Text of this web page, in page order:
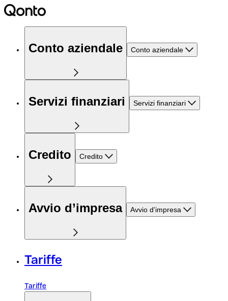
Conto aziendale Conto aziendale
Servizi finanziari Servizi finanziari
Credito Credito
Avvio d’impresa Avvio d’impresa
Tariffe
Tariffe